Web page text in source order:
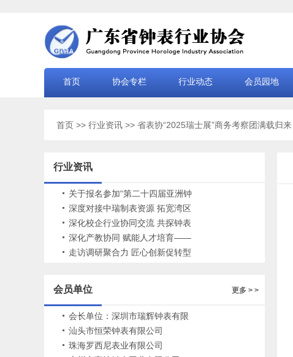
首页 协会专栏 行业动态 会员园地
首页 >> 行业资讯 >> 省表协“2025瑞士展”商务考察团满载归来
行业资讯
关于报名参加“第二十四届亚洲钟
表工商业促进研讨会”的通知
深度对接中瑞制表资源 拓宽湾区
钟表国际赛道
深化校企行业协同交流 共探钟表
产业升级路径——广东省钟表行
业协会走访副会长单位罗西尼
深化产教协同 赋能人才培育——
广东省钟表行业协会赴珠海名贵
走访调研聚合力 匠心创新促转型
更多 > >
会员单位
会长单位：深圳市瑞辉钟表有限
公司
汕头市恒荣钟表有限公司
珠海罗西尼表业有限公司